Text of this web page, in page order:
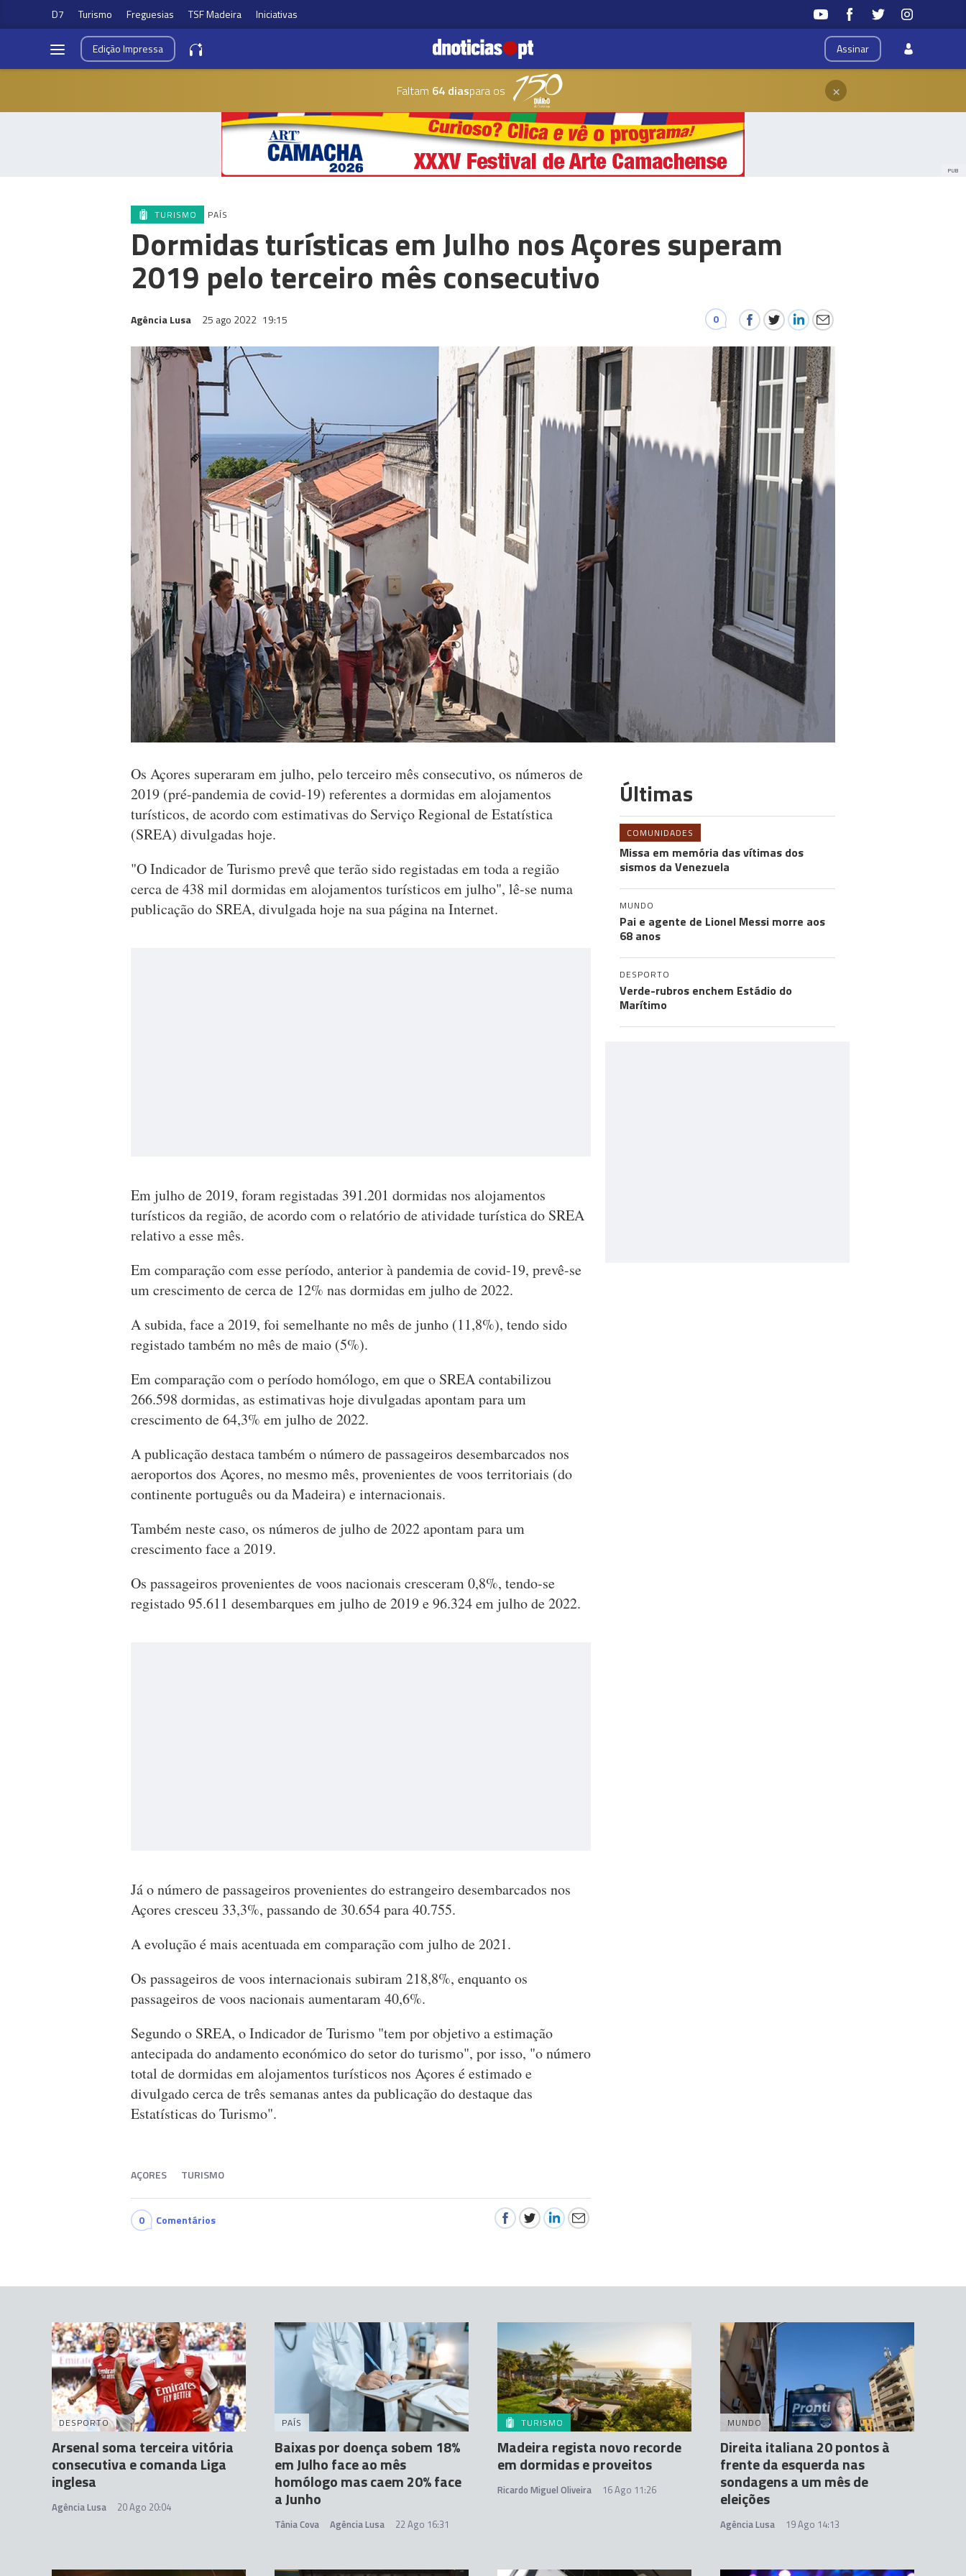
D7 Turismo Freguesias TSF Madeira Iniciativas
Assinar
EdiçãoImpressa
Faltam 64 diaspara os ×
PUB
TURISMO PAÍS
Dormidas turísticas em Julho nos Açores superam
2019 pelo terceiro mês consecutivo
Agência Lusa 25 ago 2022 19:15 0
Os Açores superaram em julho, pelo terceiro mês consecutivo, os números de
2019 (pré-pandemia de covid-19) referentes a dormidas em alojamentos
turísticos, de acordo com estimativas do Serviço Regional de Estatística
(SREA) divulgadas hoje.
"O Indicador de Turismo prevê que terão sido registadas em toda a região
cerca de 438 mil dormidas em alojamentos turísticos em julho", lê-se numa
publicação do SREA, divulgada hoje na sua página na Internet.
Em julho de 2019, foram registadas 391.201 dormidas nos alojamentos
turísticos da região, de acordo com o relatório de atividade turística do SREA
relativo a esse mês.
Em comparação com esse período, anterior à pandemia de covid-19, prevê-se
um crescimento de cerca de 12% nas dormidas em julho de 2022.
A subida, face a 2019, foi semelhante no mês de junho (11,8%), tendo sido
registado também no mês de maio (5%).
Em comparação com o período homólogo, em que o SREA contabilizou
266.598 dormidas, as estimativas hoje divulgadas apontam para um
crescimento de 64,3% em julho de 2022.
A publicação destaca também o número de passageiros desembarcados nos
aeroportos dos Açores, no mesmo mês, provenientes de voos territoriais (do
continente português ou da Madeira) e internacionais.
Também neste caso, os números de julho de 2022 apontam para um
crescimento face a 2019.
Os passageiros provenientes de voos nacionais cresceram 0,8%, tendo-se
registado 95.611 desembarques em julho de 2019 e 96.324 em julho de 2022.
Já o número de passageiros provenientes do estrangeiro desembarcados nos
Açores cresceu 33,3%, passando de 30.654 para 40.755.
A evolução é mais acentuada em comparação com julho de 2021.
Os passageiros de voos internacionais subiram 218,8%, enquanto os
passageiros de voos nacionais aumentaram 40,6%.
Segundo o SREA, o Indicador de Turismo "tem por objetivo a estimação
antecipada do andamento económico do setor do turismo", por isso, "o número
total de dormidas em alojamentos turísticos nos Açores é estimado e
divulgado cerca de três semanas antes da publicação do destaque das
Estatísticas do Turismo".
AÇORES TURISMO
0 Comentários
Últimas
COMUNIDADES
Missa em memória das vítimas dos
sismos da Venezuela
MUNDO
Pai e agente de Lionel Messi morre aos
68 anos
DESPORTO
Verde-rubros enchem Estádio do
Marítimo
DESPORTO
Arsenal soma terceira vitória
consecutiva e comanda Liga
inglesa
Agência Lusa 20 Ago 20:04
PAÍS
Baixas por doença sobem 18%
em Julho face ao mês
homólogo mas caem 20% face
a Junho
Tânia Cova Agência Lusa 22 Ago 16:31
TURISMO
Madeira regista novo recorde
em dormidas e proveitos
Ricardo Miguel Oliveira 16 Ago 11:26
MUNDO
Direita italiana 20 pontos à
frente da esquerda nas
sondagens a um mês de
eleições
Agência Lusa 19 Ago 14:13